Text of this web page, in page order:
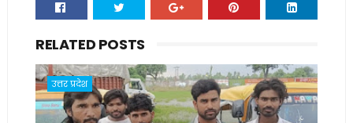
RELATED POSTS
उत्तर प्रदेश